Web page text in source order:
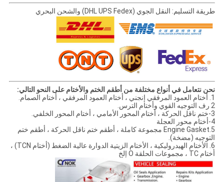
طريقة التسليم: النقل الجوي (DHL UPS Fedex) والشحن البحري
نحن نتعامل في أنواع مختلفة من أطقم الختم والأختام على النحو التالي:
1. أختام العمود المرفقي إنجني ، أختام العمود المرفقي ، أختام الصمام.
2 رف التوجيه القوي وأختام الترس.
3-ختم ناقل الحركة ، أختام المحور الأمامي ، أختام المحور الخلفي.
4-أختام محور العجلة
5.Engine Gasket مجموعة كاملة ، أطقم ختم ناقل الحركة ، أطقم ختم
التوجيه (مضخة).
6. الأختام الهيدروليكية ، الأختام الزيتية الدوارة عالية الضغط (أختام TCN) ،
أختام TC ، مجموعات الحلقة O إلخ